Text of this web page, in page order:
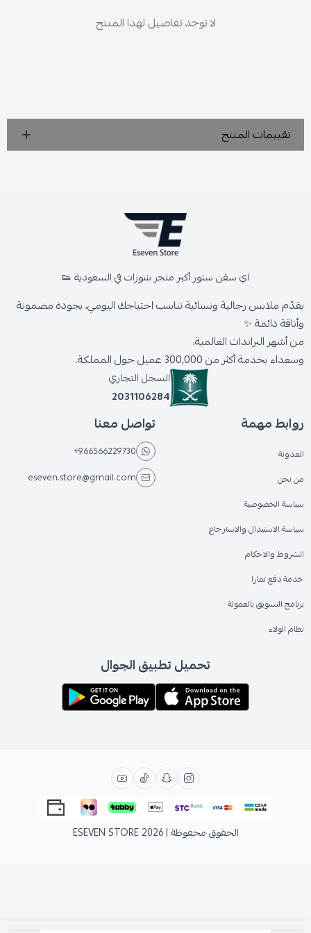
لا توجد تفاصيل لهذا المنتج
تقييمات المنتج
اي سفن ستور أكبر متجر شوزات في السعودية 👟
يقدّم ملابس رجالية ونسائية تناسب احتياجك اليومي، بجودة مضمونة
وأناقة دائمة ✨
من أشهر البراندات العالمية،
وسعداء بخدمة أكثر من 300,000 عميل حول المملكة.
السجل التجاري
2031106284
روابط مهمة
المدونة
من نحن
سياسة الخصوصية
سياسة الاستبدال والاسترجاع
الشروط والاحكام
خدمة دفع تمارا
برنامج التسويق بالعمولة
نظام الولاء
تواصل معنا
+966566229730
eseven.store@gmail.com
تحميل تطبيق الجوال
الحقوق محفوظة | 2026 ESEVEN STORE